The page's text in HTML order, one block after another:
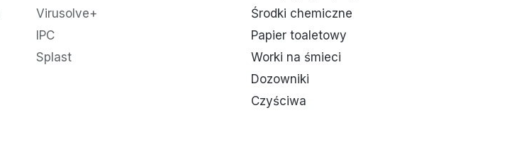
Virusolve+
IPC
Splast
Środki chemiczne
Papier toaletowy
Worki na śmieci
Dozowniki
Czyściwa